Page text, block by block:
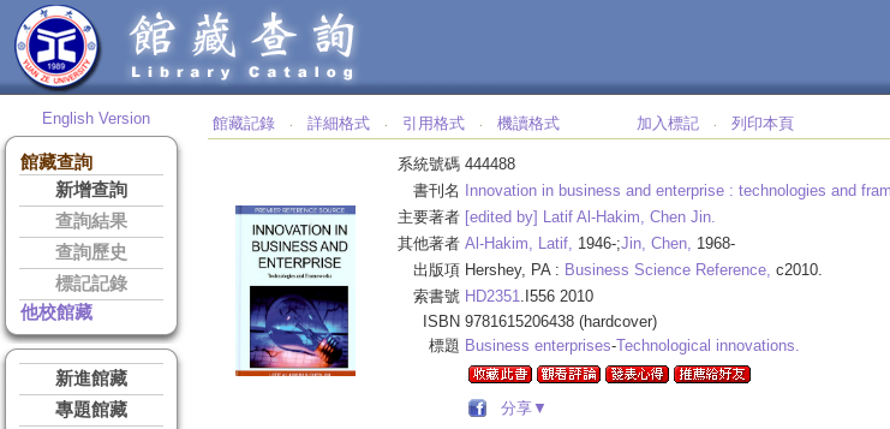
English Version
館藏查詢
新增查詢
查詢結果
查詢歷史
標記記錄
他校館藏
新進館藏
專題館藏
館藏記錄 ‧ 詳細格式 ‧ 引用格式 ‧ 機讀格式 加入標記 ‧ 列印本頁
系統號碼 444488
書刊名
Innovation in business and enterprise : technologies and
主要著者 [edited by] Latif Al-Hakim, Chen Jin.
其他著者 Al-Hakim, Latif, 1946-;Jin, Chen, 1968-
出版項 Hershey, PA : Business Science Reference, c2010.
索書號 HD2351.I556 2010
ISBN 9781615206438 (hardcover)
標題 Business enterprises-Technological innovations.
分享▼